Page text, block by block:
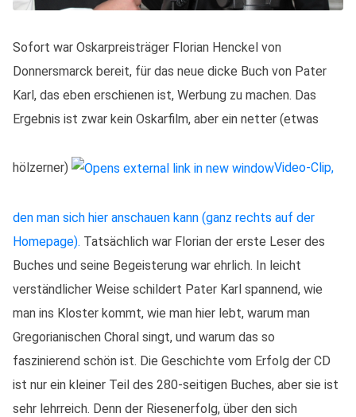
Sofort war Oskarpreisträger Florian Henckel von
Donnersmarck bereit, für das neue dicke Buch von Pater
Karl, das eben erschienen ist, Werbung zu machen. Das
Ergebnis ist zwar kein Oskarfilm, aber ein netter (etwas
hölzerner) Video-Clip,
den man sich hier anschauen kann (ganz rechts auf der
Homepage). Tatsächlich war Florian der erste Leser des
Buches und seine Begeisterung war ehrlich. In leicht
verständlicher Weise schildert Pater Karl spannend, wie
man ins Kloster kommt, wie man hier lebt, warum man
Gregorianischen Choral singt, und warum das so
faszinierend schön ist. Die Geschichte vom Erfolg der CD
ist nur ein kleiner Teil des 280-seitigen Buches, aber sie ist
sehr lehrreich. Denn der Riesenerfolg, über den sich